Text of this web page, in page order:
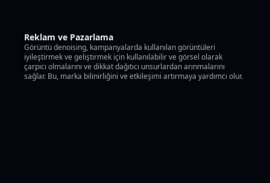
Reklam ve Pazarlama
Görüntü denoising, kampanyalarda kullanılan görüntüleri
iyileştirmek ve geliştirmek için kullanılabilir ve görsel olarak
çarpıcı olmalarını ve dikkat dağıtıcı unsurlardan arınmalarını
sağlar. Bu, marka bilinirliğini ve etkileşimi artırmaya yardımcı olur.